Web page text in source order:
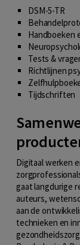
DSM-5-TR
Handboeken
Tests &
Richtlijnen
Tijdschriften
Digitaal werken
gaat langdurige
auteurs,
aan de
technieken en